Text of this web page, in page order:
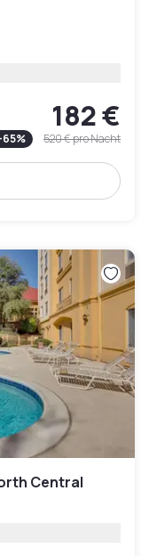
182 €
65% 520 €pro Nacht
Central